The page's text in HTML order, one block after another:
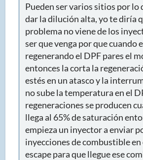
Pueden ser varios sitios por lo
dar la dilución alta, yo te diría
problema no viene de los
ser que venga por que cuando
regenerando el DPF pares el
entonces la corta la
estés en un atasco y la
no sube la temperatura en el
regeneraciones se producen
llega al 65% de saturación
empieza un inyector a enviar
inyecciones de combustible
escape para que llegue ese